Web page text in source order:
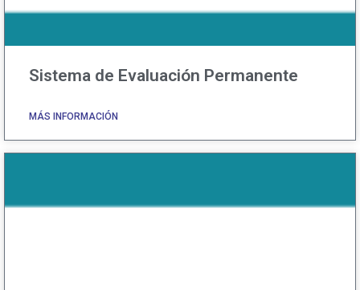
Sistema de Evaluación Permanente
MÁS INFORMACIÓN